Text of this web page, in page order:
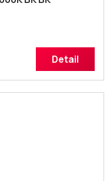
Detail